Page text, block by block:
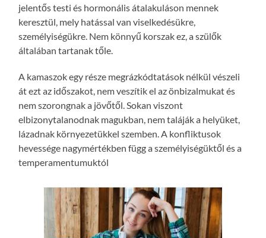
jelentős testi és hormonális átalakuláson mennek
keresztül, mely hatással van viselkedésükre,
személyiségükre. Nem könnyű korszak ez, a szülők
általában tartanak tőle.
A kamaszok egy része megrázkódtatások nélkül vészeli
át ezt az időszakot, nem veszítik el az önbizalmukat és
nem szorongnak a jövőtől. Sokan viszont
elbizonytalanodnak magukban, nem taláják a helyüket,
lázadnak környezetükkel szemben. A konfliktusok
hevessége nagymértékben függ a személyiségüktől és a
temperamentumuktól